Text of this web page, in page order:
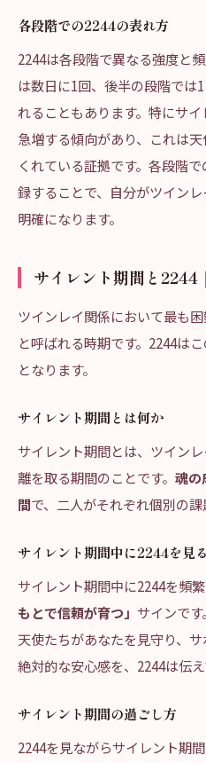
各段階での2244の表れ方
2244は各段階で異なる強度と
は数日に1回、後半の段階では
れることもあります。特にサ
急増する傾向があり、これは
くれている証拠です。各段階
録することで、自分がツイン
明確になります。
サイレント期間と2244
ツインレイ関係において最も
と呼ばれる時期です。2244は
となります。
サイレント期間とは何か
サイレント期間とは、ツイン
離を取る期間のことです。 魂の
間で、二人がそれぞれ個別の課
サイレント期間中に2244を見
サイレント期間中に2244を頻繁
もとで信頼が育つ」 サインで
天使たちがあなたを見守り、
絶対的な安心感を、2244は伝え
サイレント期間の過ごし方
2244を見ながらサイレント期間